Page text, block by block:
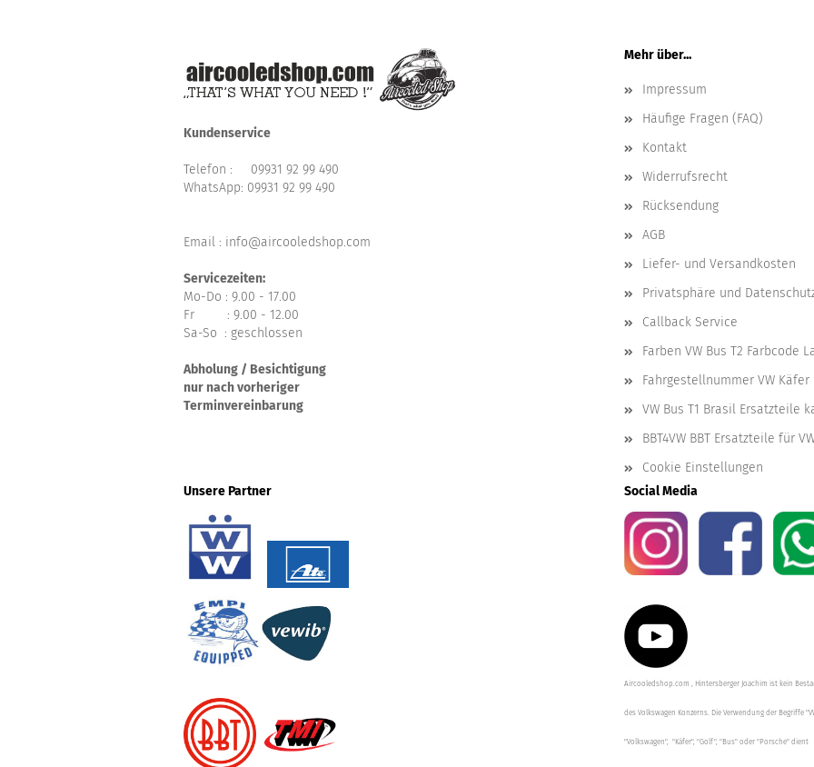
Kundenservice
Telefon : 09931 92 99 490
WhatsApp: 09931 92 99 490
Email : info@aircooledshop.com
Servicezeiten:
Mo-Do : 9.00 - 17.00
Fr : 9.00 - 12.00
Sa-So : geschlossen
Abholung / Besichtigung
nur nach vorheriger
Terminvereinbarung
Mehr über...
Impressum
Häufige Fragen (FAQ)
Kontakt
Widerrufsrecht
Rücksendung
AGB
Liefer- und Versandkosten
Privatsphäre und
Callback Service
Farben VW Bus T2 Farbcode
Fahrgestellnummer VW Käfer
VW Bus T1 Brasil Ersatzteile
BBT4VW BBT Ersatzteile für
Cookie Einstellungen
Unsere Partner
Social Media
Aircooledshop.com , Hintersberger Joachim ist kein
des Volkswagen Konzerns. Die Verwendung der Begriffe
"Volkswagen", "Käfer", "Golf", "Bus" oder "Porsche" dient